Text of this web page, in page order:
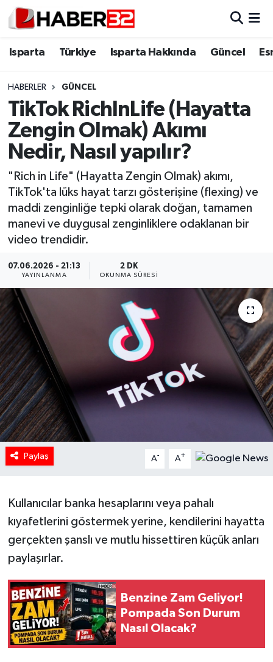
Isparta Türkiye Isparta Hakkında Güncel
HABERLER GÜNCEL
TikTok RichInLife (Hayatta
Zengin Olmak) Akımı
Nedir, Nasıl yapılır?
"Rich in Life" (Hayatta Zengin Olmak) akımı,
TikTok'ta lüks hayat tarzı gösterişine (flexing) ve
maddi zenginliğe tepki olarak doğan, tamamen
manevi ve duygusal zenginliklere odaklanan bir
video trendidir.
07.06.2026 - 21:13
YAYINLANMA
2 DK
OKUNMA SÜRESI
Paylaş A- A+
Kullanıcılar banka hesaplarını veya pahalı
kıyafetlerini göstermek yerine, kendilerini hayatta
gerçekten şanslı ve mutlu hissettiren küçük anları
paylaşırlar.
Benzine Zam Geliyor!
Pompada Son Durum
Nasıl Olacak?
Isparta
Esnaf Diyor ki;
ASAYİŞ
BİLİM VE TEKNOLOJİ
EĞİTİM
GENEL
Güncel
İlginç
KÜLTÜR SANAT
MAGAZİN
Oyun
POLİTİKA
Spor
Teknoloji
Türkiye
Isparta Nöbetçi Eczaneler
Isparta Trafik Yoğunluk Haritası
Süper Lig Puan Durumu ve Fikstür
Tüm Manşetler
Son Dakika Haberleri
Haber Arşivi